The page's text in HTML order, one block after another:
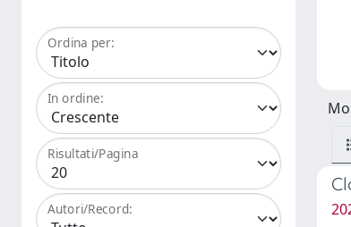
Ordina per:
In ordine:
Risultati/Pagina
Autori/Record: